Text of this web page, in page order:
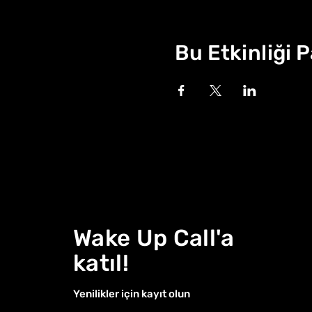
Bu Etkinliği
Wake Up Call'a
katıl!
Yenilikler için kayıt olun